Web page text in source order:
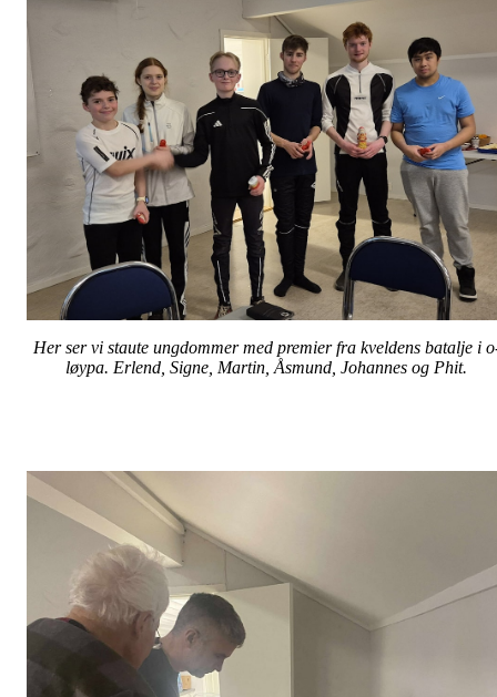
Her ser vi staute ungdommer med premier fra kveldens batalje i
løypa. Erlend, Signe, Martin, Åsmund, Johannes og Phit.